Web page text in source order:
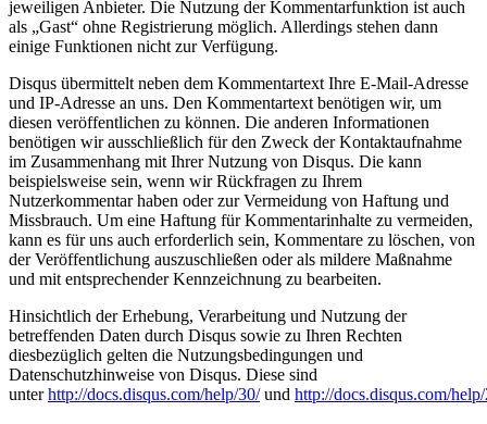
jeweiligen Anbieter. Die Nutzung der Kommentarfunktion ist auch
als „Gast“ ohne Registrierung möglich. Allerdings stehen dann
einige Funktionen nicht zur Verfügung.
Disqus übermittelt neben dem Kommentartext Ihre E-Mail-Adresse
und IP-Adresse an uns. Den Kommentartext benötigen wir, um
diesen veröffentlichen zu können. Die anderen Informationen
benötigen wir ausschließlich für den Zweck der Kontaktaufnahme
im Zusammenhang mit Ihrer Nutzung von Disqus. Die kann
beispielsweise sein, wenn wir Rückfragen zu Ihrem
Nutzerkommentar haben oder zur Vermeidung von Haftung und
Missbrauch. Um eine Haftung für Kommentarinhalte zu vermeiden,
kann es für uns auch erforderlich sein, Kommentare zu löschen, von
der Veröffentlichung auszuschließen oder als mildere Maßnahme
und mit entsprechender Kennzeichnung zu bearbeiten.
Hinsichtlich der Erhebung, Verarbeitung und Nutzung der
betreffenden Daten durch Disqus sowie zu Ihren Rechten
diesbezüglich gelten die Nutzungsbedingungen und
Datenschutzhinweise von Disqus. Diese sind
unterhttp://docs.disqus.com/help/30/und http://docs.disqus.com/